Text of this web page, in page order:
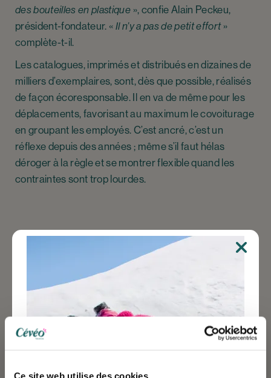
Ce site web utilise des cookies.
des bouteilles en plastique », confie Alain Peckeu,
président-fondateur. « Il n’y a pas de petit effort»
complète-t-il.
Les catalogues, imprimés et distribués en dizaines de
milliers d’exemplaires, sont, dès que possible, réalisés
de façon écoresponsable. Il en va de même pour les
déplacements, favorisant au maximum le covoiturage
en groupant les employés. C’est ancré, c’est un
réflexe depuis des années ; même s’il faut hélas
déroger à la règle et se montrer flexible quand les
contraintes sont trop lourdes.
Des actions concrètes
Cet état d’esprit s’étend surtout aux établissements
en région. Dans un domaine où les recrutements sont
fréquents, et le turn-over fort, les saisonniers sont
sensibilisés, dès leur arrivée. Un livret d’accueil leur